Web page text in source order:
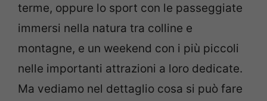
terme, oppure lo sport con le passeggiate
immersi nella natura tra colline e
montagne, e un weekend con i più piccoli
nelle importanti attrazioni a loro dedicate.
Ma vediamo nel dettaglio cosa si può fare